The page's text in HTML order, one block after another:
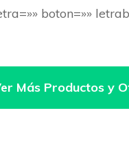
boton=»»
Más Productos y